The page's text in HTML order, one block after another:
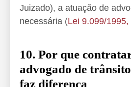
Juizado), a atuação de
necessária (Lei 9.099/1995,
10. Por que
advogado de
faz diferença